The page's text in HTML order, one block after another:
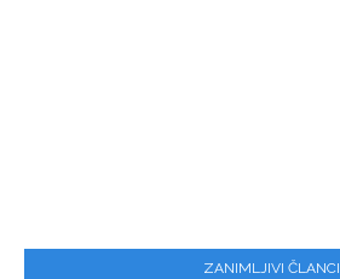
ZANIMLJIVI ČLANCI